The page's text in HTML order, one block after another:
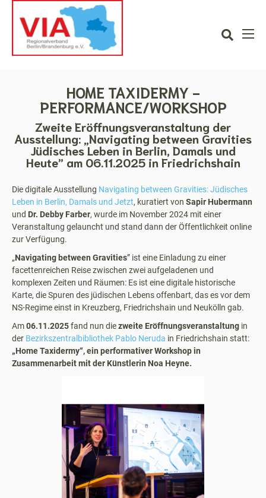
HOME TAXIDERMY -
PERFORMANCE/WORKSHOP
Zweite Eröffnungsveranstaltung der
Ausstellung: „Navigating between Gravities
Jüdisches Leben in Berlin, Damals und
Heute” am 06.11.2025 in Friedrichshain
Die digitale Ausstellung Navigating between Gravities: Jüdisches
Leben in Berlin, Damals und Jetzt, kuratiert von Sapir Hubermann
und Dr. Debby Farber, wurde im November 2024 mit einer
Veranstaltung gelauncht und stand dann der Öffentlichkeit online
zur Verfügung.
„Navigating between Gravities” ist eine Einladung zu einer
facettenreichen Reise zwischen zwei aufgeladenen und
komplexen Zeiten und Räumen: Es ist eine digitale historische
Karte, die Spuren des jüdischen Lebens offenbart, das es vor dem
NS-Regime einst in Kreuzberg, Friedrichshain und Neukölln gab.
Am06.11.2025fand nun diezweite Eröffnungsveranstaltung in
der Bezirkszentralbibliothek Pablo Neruda in Friedrichshain statt:
„Home Taxidermy“, ein performativer Workshop in
Zusammenarbeit mit der Künstlerin Noa Heyne.